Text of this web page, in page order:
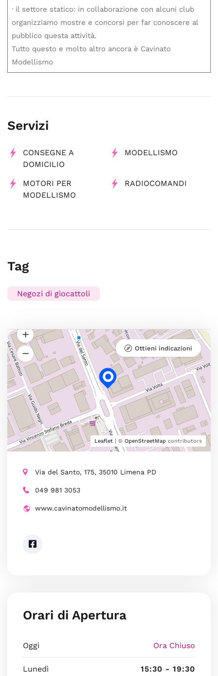
· il settore statico: in collaborazione con alcuni club
organizziamo mostre e concorsi per far conoscere al
pubblico questa attività.
Tutto questo e molto altro ancora è Cavinato
Modellismo
Servizi
CONSEGNE A
DOMICILIO
MODELLISMO
MOTORI PER
MODELLISMO
RADIOCOMANDI
Tag
Negozi di giocattoli
Leaflet | © OpenStreetMap contributors
Ottieni indicazioni
Via del Santo, 175, 35010 Limena PD
049 981 3053
www.cavinatomodellismo.it
Orari di Apertura
Oggi Ora Chiuso
Lunedì 15:30 - 19:30